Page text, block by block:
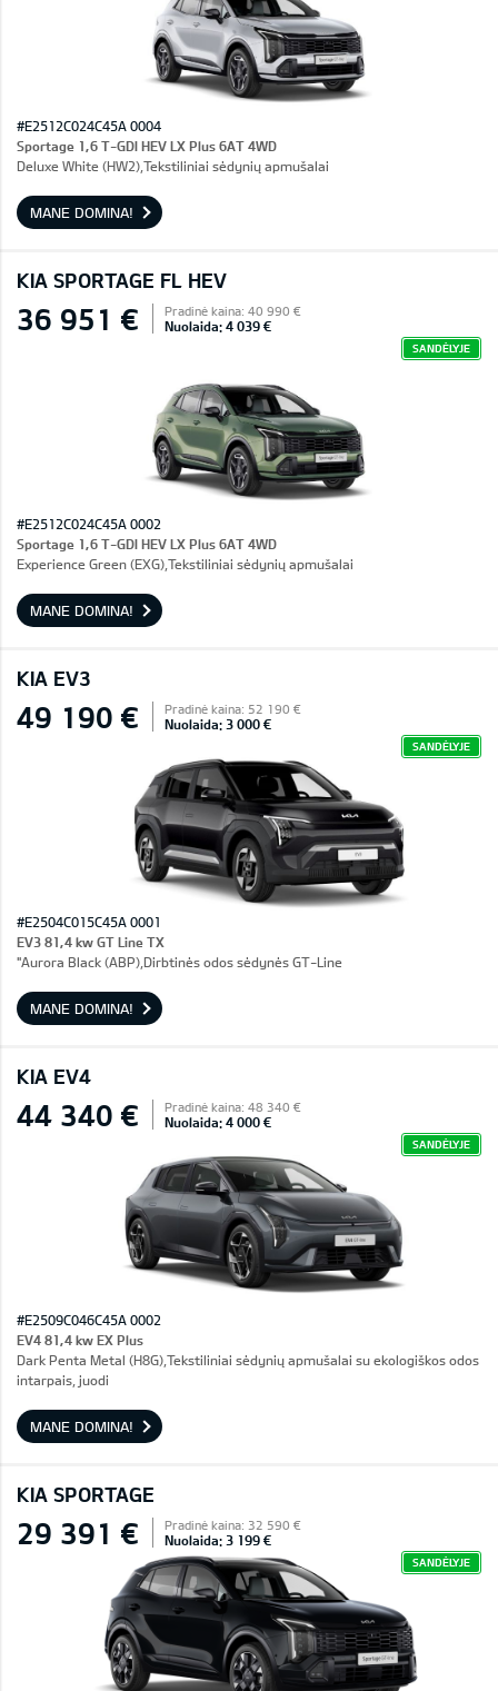
#E2512C024C45A 0004
Sportage 1,6 T-GDI HEV LX Plus 6AT 4WD
Deluxe White (HW2),Tekstiliniai sėdynių apmušalai
MANE DOMINA!
KIA SPORTAGE FL HEV
36 951 € Pradinė kaina: 40 990 €
Nuolaida: 4 039 €
SANDĖLYJE
#E2512C024C45A 0002
Sportage 1,6 T-GDI HEV LX Plus 6AT 4WD
Experience Green (EXG),Tekstiliniai sėdynių apmušalai
MANE DOMINA!
KIA EV3
49 190 € Pradinė kaina: 52 190 €
Nuolaida: 3 000 €
SANDĖLYJE
#E2504C015C45A 0001
EV3 81,4 kw GT Line TX
"Aurora Black (ABP),Dirbtinės odos sėdynės GT-Line
MANE DOMINA!
KIA EV4
44 340 € Pradinė kaina: 48 340 €
Nuolaida: 4 000 €
SANDĖLYJE
#E2509C046C45A 0002
EV4 81,4 kw EX Plus
Dark Penta Metal (H8G),Tekstiliniai sėdynių apmušalai su ekologiškos odos
intarpais, juodi
MANE DOMINA!
KIA SPORTAGE
29 391 € Pradinė kaina: 32 590 €
Nuolaida: 3 199 €
SANDĖLYJE